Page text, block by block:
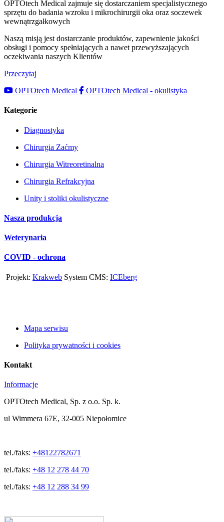
OPTOtech Medical zajmuje się dostarczaniem specjalistycznego
sprzętu do badania wzroku i mikrochirurgii oka oraz soczewek
wewnątrzgałkowych
Naszą misją jest dostarczanie produktów, zapewnienie jakości
obsługi i pomocy spełniających a nawet przewyższających
oczekiwania naszych Klientów
Przeczytaj
OPTOtech Medical
OPTOtech Medical - okulistyka
Kategorie
Diagnostyka
Chirurgia Zaćmy
Chirurgia Witreoretinalna
Chirurgia Refrakcyjna
Unity i stoliki okulistyczne
Nasza produkcja
Weterynaria
COVID - ochrona
Projekt: Krakweb System CMS: ICEberg
Mapa serwisu
Polityka prywatności i cookies
Kontakt
Informacje
OPTOtech Medical, Sp. z o.o. Sp. k.
ul Wimmera 67E, 32-005 Niepołomice
tel./faks: +48122782671
tel./faks: +48 12 278 44 70
tel./faks: +48 12 288 34 99